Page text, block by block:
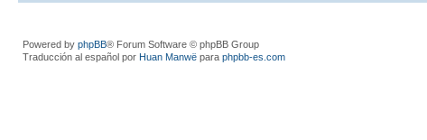
Powered by phpBB® Forum Software © phpBB Group
Traducción al español por Huan Manwë para phpbb-es.com